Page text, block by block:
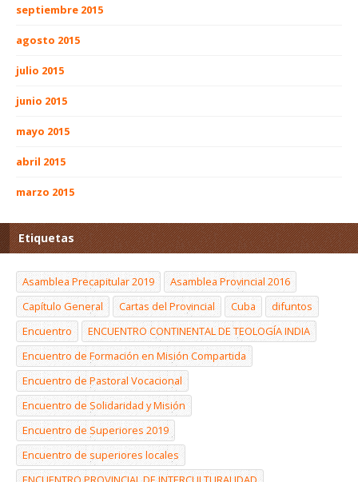
septiembre 2015
agosto 2015
julio 2015
junio 2015
mayo 2015
abril 2015
marzo 2015
Etiquetas
Asamblea Precapitular 2019
Asamblea Provincial 2016
Capítulo General
Cartas del Provincial Cuba
difuntos
Encuentro
ENCUENTRO CONTINENTAL DE TEOLOGÍA INDIA
Encuentro de Formación en Misión Compartida
Encuentro de Pastoral Vocacional
Encuentro de Solidaridad y Misión
Encuentro de Superiores 2019
Encuentro de superiores locales